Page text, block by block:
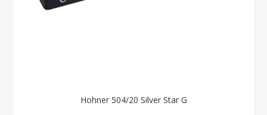
Hohner 504/20 Silver Star G